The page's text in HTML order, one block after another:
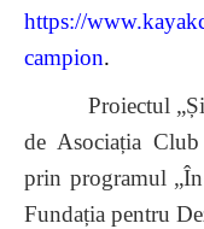
https://
campion.
Proiectul „Și
de Asociația
prin programul
Fundația pentru